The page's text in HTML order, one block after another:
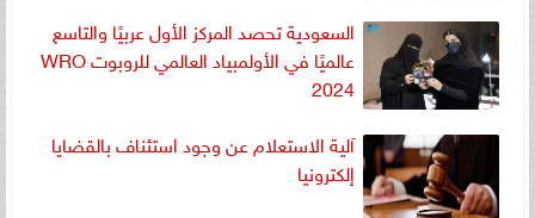
السعودية تحصد المركز الأول عربيًا والتاسع
عالميًا في الأولمبياد العالمي للروبوت WRO
2024
آلية الاستعلام عن وجود استئناف بالقضايا
إلكترونيا